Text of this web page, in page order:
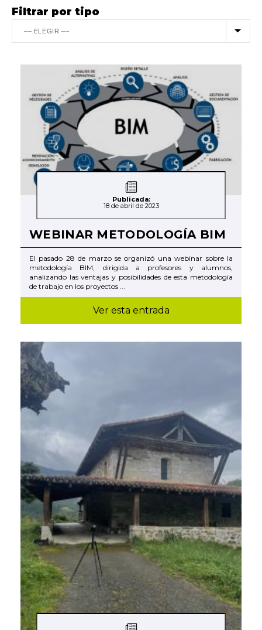
Filtrar por tipo
Publicada:
18 de abril de 2023
WEBINAR METODOLOGÍA BIM
El pasado 28 de marzo se organizó una webinar sobre la
metodología BIM, dirigida a profesores y alumnos,
analizando las ventajas y posibilidades de esta metodología
de trabajo en los proyectos ...
Ver esta entrada